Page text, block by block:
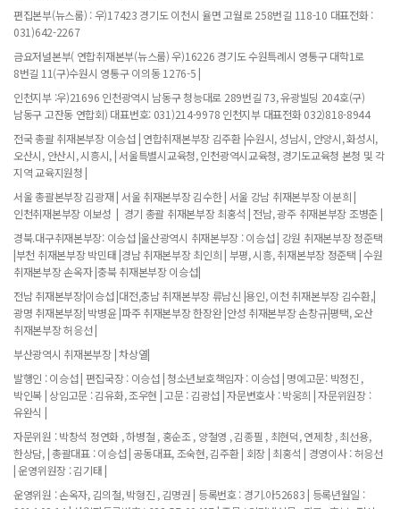
편집본부(뉴스룸) : 우)17423 경기도 이천시 율면 고월로 258번길 118-10 대표전화 :
031)642-2267
금요저널본부( 연합취재본부(뉴스룸) 우)16226 경기도 수원특례시 영통구 대학1로
8번길 11(구)수원시 영통구 이의동 1276-5 |
인천지부 :우)21696 인천광역시 남동구 청능대로 289번길 73, 유광빌딩 204호(구)
남동구 고잔동 연합회) 대표번호: 031)214-9978 인천지부 대표전화 032)818-8944
전국 총괄 취재본부장 이승섭 | 연합취재본부장 김주환 |수원시, 성남시, 안양시, 화성시,
오산시, 안산시, 시흥시, | 서울특별시교육청, 인천광역시교육청, 경기도교육청 본청 및 각
지역 교육지원청 |
서울 총괄본부장 김광재 | 서울 취재본부장 김수한 | 서울 강남 취재본부장 이분희 |
인천취재본부장 이보성 | 경기 총괄 취재본부장 최홍석 | 전남, 광주 취재본부장 조병춘 |
경북.대구취재본부장: 이승섭 |울산광역시 취재본부장 : 이승섭 | 강원 취재본부장 정준택
|부천 취재본부장 박민태 |경남 취재본부장 최인희 | 부평, 시흥, 취재본부장 정준택 | 수원
취재본부장 손옥자 |충북 취재본부장 이승섭|
전남 취재본부장|이승섭 |대전,충남 취재본부장 류남신 |용인, 이천 취재본부장 김수환,|
광명 취재본부장| 박병윤 |파주 취재본부장 한장완 |안성 취재본부장 손창규|평택, 오산
취재본부장 허응선 |
부산광역시 취재본부장 | 차상열|
발행인 : 이승섭 | 편집국장 : 이승섭 | 청소년보호책임자 : 이승섭 | 명예고문: 박정진 ,
박인복 | 상임고문 : 김유화, 조우현 | 고문 : 김광섭 | 자문변호사 : 박웅희 | 자문위원장 :
유완식 |
자문위원 : 박창석 정연화 , 하병철 , 홍순조 , 양철영 , 김종필 , 최현덕, 연제창 , 최선용,
한상담, | 총괄대표 : 이승섭 | 공동대표, 조숙현, 김주환 | 회장 | 최홍석 | 경영이사 : 허응선
| 운영위원장 : 김기태 |
운영위원 : 손옥자, 김의철, 박형진 , 김명권 | 등록번호 : 경기.아52683 | 등록년월일 :